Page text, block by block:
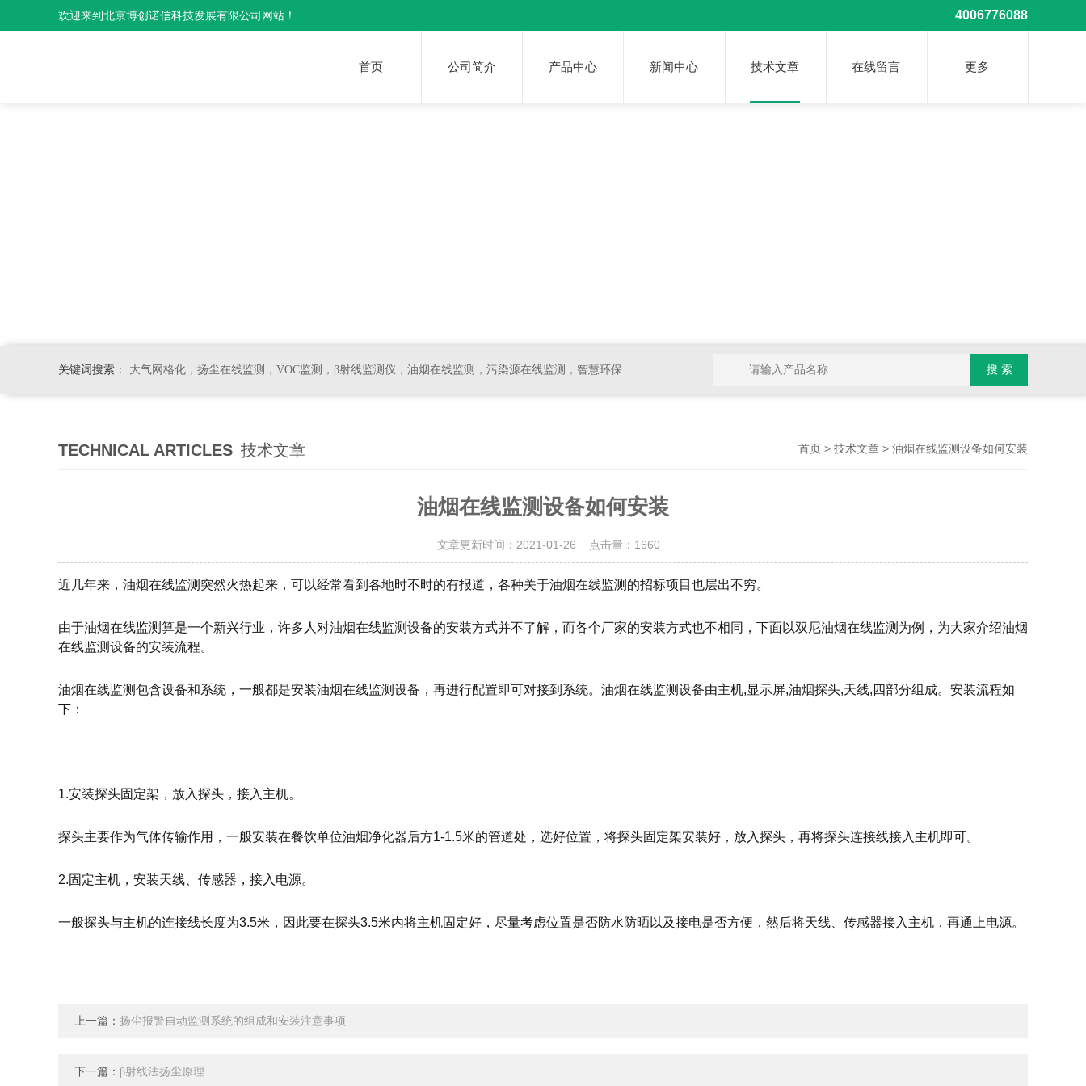
欢迎来到北京博创诺信科技发展有限公司网站！ 4006776088
首页 公司简介 产品中心 新闻中心 技术文章 在线留言 更多
关键词搜索： 大气网格化，扬尘在线监测，VOC监测，β射线监测仪，油烟在线监测，污染源在线监测，智慧环保
TECHNICAL ARTICLES 技术文章 首页 > 技术文章 > 油烟在线监测设备如何安装
油烟在线监测设备如何安装
文章更新时间：2021-01-26 点击量： 1660
近几年来，油烟在线监测突然火热起来，可以经常看到各地时不时的有报道，各种关于油烟在线监测的招标项目也层出不穷。
由于油烟在线监测算是一个新兴行业，许多人对油烟在线监测设备的安装方式并不了解，而各个厂家的安装方式也不相同，下面以双尼油烟在线监测为例，为大家介绍油烟
在线监测设备的安装流程。
油烟在线监测包含设备和系统，一般都是安装油烟在线监测设备，再进行配置即可对接到系统。油烟在线监测设备由主机,显示屏,油烟探头,天线,四部分组成。安装流程如
下：
1.安装探头固定架，放入探头，接入主机。
探头主要作为气体传输作用，一般安装在餐饮单位油烟净化器后方1-1.5米的管道处，选好位置，将探头固定架安装好，放入探头，再将探头连接线接入主机即可。
2.固定主机，安装天线、传感器，接入电源。
一般探头与主机的连接线长度为3.5米，因此要在探头3.5米内将主机固定好，尽量考虑位置是否防水防晒以及接电是否方便，然后将天线、传感器接入主机，再通上电源。
上一篇： 扬尘报警自动监测系统的组成和安装注意事项
下一篇： β射线法扬尘原理